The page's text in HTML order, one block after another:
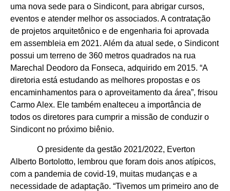
uma nova sede para o Sindicont, para abrigar cursos,
eventos e atender melhor os associados. A contratação
de projetos arquitetônico e de engenharia foi aprovada
em assembleia em 2021. Além da atual sede, o Sindicont
possui um terreno de 360 metros quadrados na rua
Marechal Deodoro da Fonseca, adquirido em 2015. “A
diretoria está estudando as melhores propostas e os
encaminhamentos para o aproveitamento da área”, frisou
Carmo Alex. Ele também enalteceu a importância de
todos os diretores para cumprir a missão de conduzir o
Sindicont no próximo biênio.
O presidente da gestão 2021/2022, Everton
Alberto Bortolotto, lembrou que foram dois anos atípicos,
com a pandemia de covid-19, muitas mudanças e a
necessidade de adaptação. “Tivemos um primeiro ano de